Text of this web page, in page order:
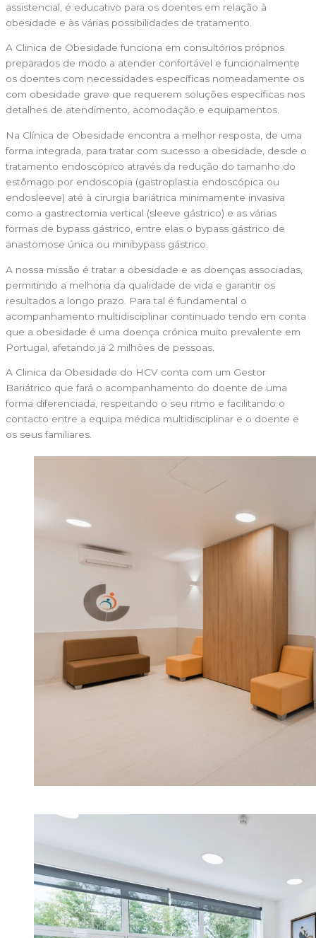
assistencial, é educativo para os doentes em relação à
obesidade e às várias possibilidades de tratamento.
A Clinica de Obesidade funciona em consultórios próprios
preparados de modo a atender confortável e funcionalmente
os doentes com necessidades específicas nomeadamente os
com obesidade grave que requerem soluções específicas nos
detalhes de atendimento, acomodação e equipamentos.
Na Clínica de Obesidade encontra a melhor resposta, de uma
forma integrada, para tratar com sucesso a obesidade, desde o
tratamento endoscópico através da redução do tamanho do
estômago por endoscopia (gastroplastia endoscópica ou
endosleeve) até à cirurgia bariátrica minimamente invasiva
como a gastrectomia vertical (sleeve gástrico) e as várias
formas de bypass gástrico, entre elas o bypass gástrico de
anastomose única ou minibypass gástrico.
A nossa missão é tratar a obesidade e as doenças associadas,
permitindo a melhoria da qualidade de vida e garantir os
resultados a longo prazo. Para tal é fundamental o
acompanhamento multidisciplinar continuado tendo em conta
que a obesidade é uma doença crónica muito prevalente em
Portugal, afetando já 2 milhões de pessoas.
A Clinica da Obesidade do HCV conta com um Gestor
Bariátrico que fará o acompanhamento do doente de uma
forma diferenciada, respeitando o seu ritmo e facilitando o
contacto entre a equipa médica multidisciplinar e o doente e
os seus familiares.